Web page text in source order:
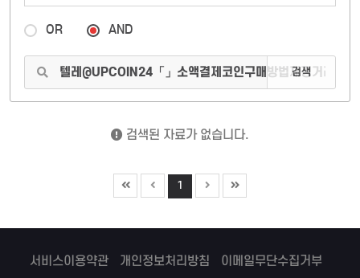
OR AND
검색
검색된 자료가 없습니다.
1
서비스이용약관 개인정보처리방침
이메일무단수집거부